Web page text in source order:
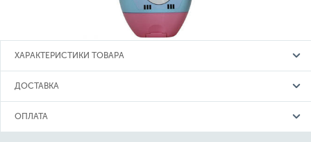
ХАРАКТЕРИСТИКИ ТОВАРА
ДОСТАВКА
ОПЛАТА